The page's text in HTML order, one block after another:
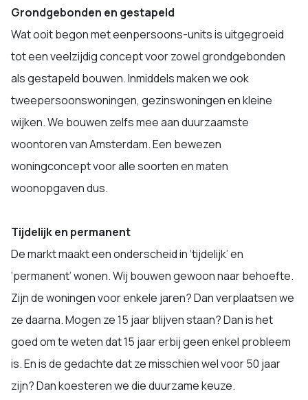
Grondgebonden en gestapeld
Wat ooit begon met eenpersoons-units is uitgegroeid
tot een veelzijdig concept voor zowel grondgebonden
als gestapeld bouwen. Inmiddels maken we ook
tweepersoonswoningen, gezinswoningen en kleine
wijken. We bouwen zelfs mee aan duurzaamste
woontoren van Amsterdam. Een bewezen
woningconcept voor alle soorten en maten
woonopgaven dus.
Tijdelijk en permanent
De markt maakt een onderscheid in ‘tijdelijk’ en
‘permanent’ wonen. Wij bouwen gewoon naar behoefte.
Zijn de woningen voor enkele jaren? Dan verplaatsen we
ze daarna. Mogen ze 15 jaar blijven staan? Dan is het
goed om te weten dat 15 jaar erbij geen enkel probleem
is. En is de gedachte dat ze misschien wel voor 50 jaar
zijn? Dan koesteren we die duurzame keuze.